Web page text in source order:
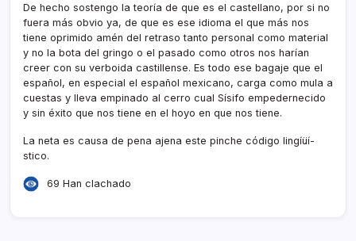
De hecho sostengo la teorí­a de que es el castellano, por si no
fuera más obvio ya, de que es ese idioma el que más nos
tiene oprimido amén del retraso tanto personal como material
y no la bota del gringo o el pasado como otros nos harí­an
creer con su verboida castillense. Es todo ese bagaje que el
español, en especial el español mexicano, carga como mula a
cuestas y lleva empinado al cerro cual Sí­sifo empedernecido
y sin éxito que nos tiene en el hoyo en que nos tiene.
La neta es causa de pena ajena este pinche código lingíüí­
stico.
69 Han clachado